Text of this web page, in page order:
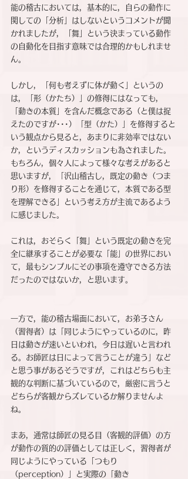
能の稽古においては，基本的に，自らの動作に
関しての「分析」はしないというコメントが聞
かれましたが，「舞」という決まっている動作
の自動化を目指す意味では合理的かもしれませ
ん。
しかし，「何も考えずに体が動く」というの
は，「形（かたち）」の修得にはなっても，
「動きの本質」を含んだ概念である（と僕は捉
えたのですが･･･）「型（かた）」を修得すると
いう観点から見ると，あまりに非効率ではない
か，というディスカッションも為されました。
もちろん，個々人によって様々な考えがあると
思いますが，「沢山稽古し，既定の動き（つま
り形）を修得することを通じて，本質である型
を理解できる」という考え方が主流であるよう
に感じました。
これは，おそらく「舞」という既定の動きを完
全に継承することが必要な「能」の世界におい
て，最もシンプルにその事項を遵守できる方法
だったのではないか，と思います。
一方で，能の稽古場面において，お弟子さん
（習得者）は「同じようにやっているのに，昨
日は動きが速いといわれ，今日は遅いと言われ
る。お師匠は日によって言うことが違う」など
と思う事があるそうですが，これはどちらも主
観的な判断に基づいているので，厳密に言うと
どちらが客観からズレているか解りませんよ
ね。
まあ，通常は師匠の見る目（客観的評価）の方
が動作の質的の評価としては正しく，習得者が
同じようにやっている「つもり
（perception）」と実際の「動き